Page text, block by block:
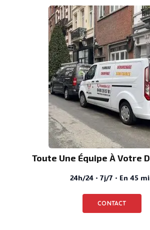
Toute Une Équipe À Votre
24h/24 · 7j/7 · En 45
CONTACT